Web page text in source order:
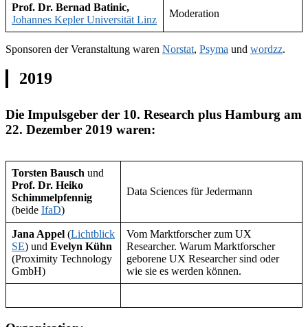
Prof. Dr. Bernad Batinic,
Johannes Kepler Universität Linz
Moderation
Sponsoren der Veranstaltung waren Norstat, Psyma und wordzz.
2019
Die Impulsgeber der 10. Research plus Hamburg am
22. Dezember 2019 waren:
Torsten Bausch und
Prof. Dr. Heiko
Schimmelpfennig
(beide IfaD)
Data Sciences für Jedermann
Jana Appel (Lichtblick
SE) und Evelyn Kühn
(Proximity Technology
GmbH)
Vom Marktforscher zum UX
Researcher. Warum Marktforscher
geborene UX Researcher sind oder
wie sie es werden können.